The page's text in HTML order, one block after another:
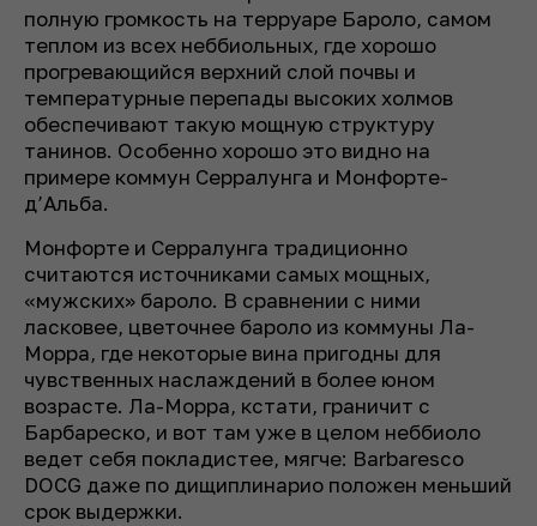
полную громкость на терруаре Бароло, самом
теплом из всех неббиольных, где хорошо
прогревающийся верхний слой почвы и
температурные перепады высоких холмов
обеспечивают такую мощную структуру
танинов. Особенно хорошо это видно на
примере коммун Серралунга и Монфорте-
д’Альба.
Монфорте и Серралунга традиционно
считаются источниками самых мощных,
«мужских» бароло. В сравнении с ними
ласковее, цветочнее бароло из коммуны Ла-
Морра, где некоторые вина пригодны для
чувственных наслаждений в более юном
возрасте. Ла-Морра, кстати, граничит с
Барбареско, и вот там уже в целом неббиоло
ведет себя покладистее, мягче: Barbaresco
DOCG даже по дищиплинарио положен меньший
срок выдержки.